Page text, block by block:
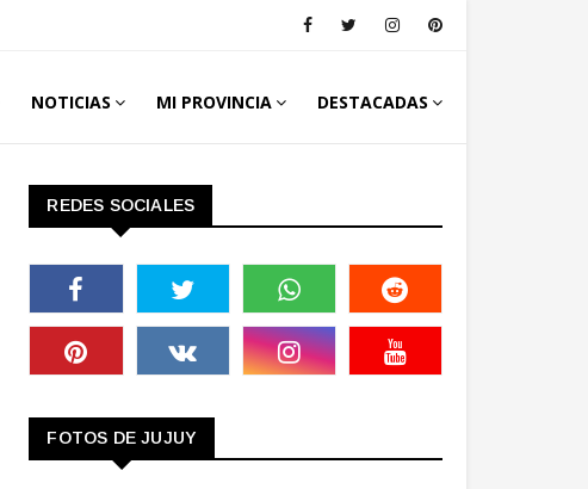
NOTICIAS MI PROVINCIA DESTACADAS
REDES SOCIALES
FOTOS DE JUJUY